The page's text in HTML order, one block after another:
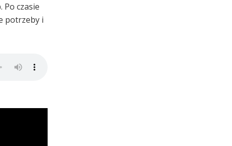
Po czasie
potrzeby i